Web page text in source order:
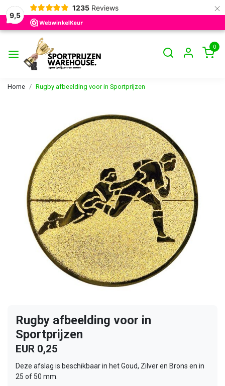
9,5
1235 Reviews ×
0
Home Rugby afbeelding voor in Sportprijzen
Rugby afbeelding voor in
Sportprijzen
EUR 0,25
Deze afslag is beschikbaar in het Goud, Zilver en Brons en in
25 of 50 mm.